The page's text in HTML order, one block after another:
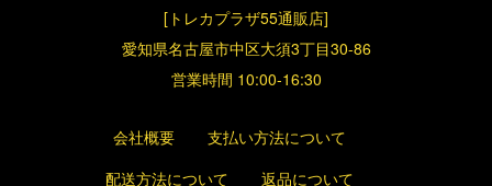
[トレカプラザ55通販店]
愛知県名古屋市中区大須3丁目30-86
営業時間 10:00-16:30
会社概要
支払い方法について
配送方法について
返品について